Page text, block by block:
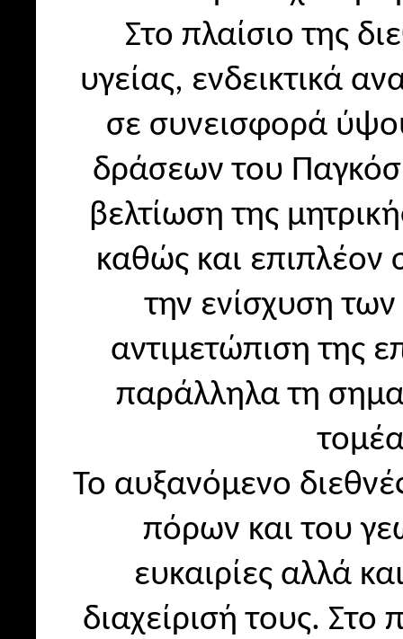
Στο πλαίσιο της
υγείας, ενδεικτικά
σε συνεισφορά
δράσεων του
βελτίωση της
καθώς και
την ενίσχυση
αντιμετώπιση της
παράλληλα τη
Το αυξανόμενο
πόρων και του
ευκαιρίες αλλά
διαχείρισή τους. Στο